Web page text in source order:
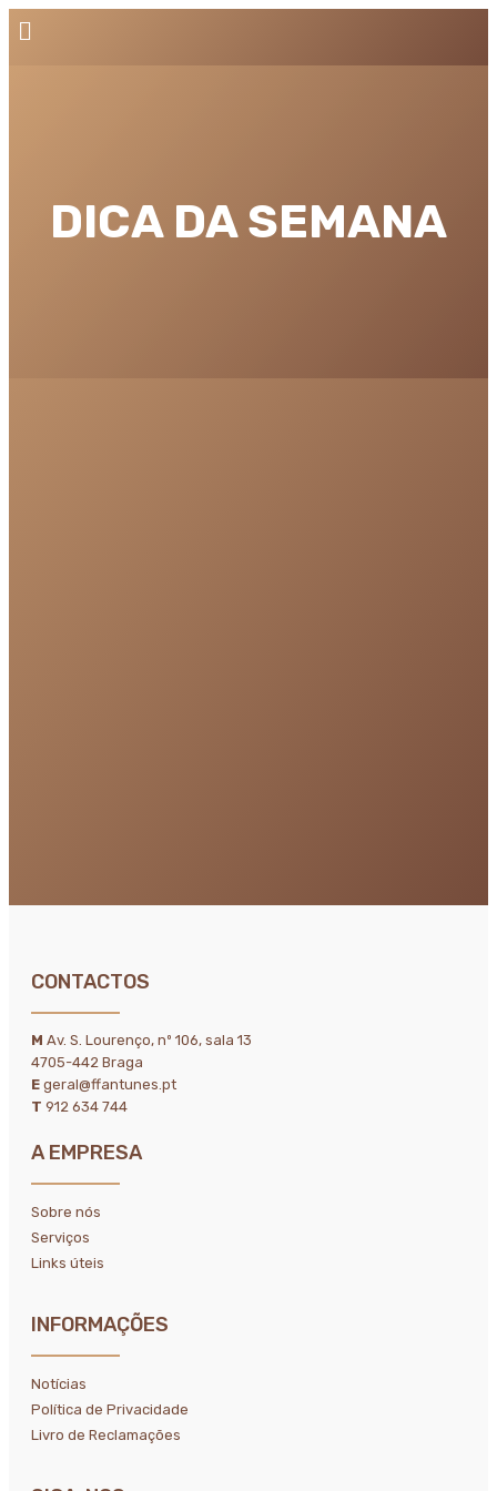
DICA DA SEMANA
CONTACTOS
M Av. S. Lourenço, nº 106, sala 13
4705-442 Braga
E geral@ffantunes.pt
T 912 634 744
A EMPRESA
Sobre nós
Serviços
Links úteis
INFORMAÇÕES
Notícias
Política de Privacidade
Livro de Reclamações